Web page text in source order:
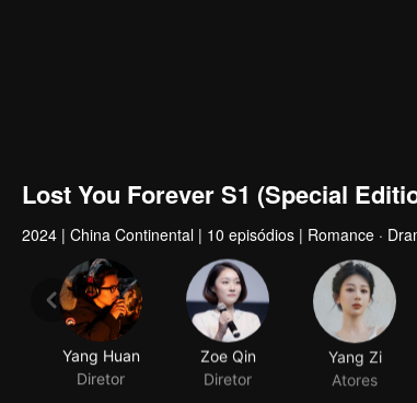
Lost You Forever S1 (Special
2024 | China Continental | 10 episódios | Romance ·
Yang Huan
Diretor
Zoe Qin
Diretor
Yang Zi
Atores